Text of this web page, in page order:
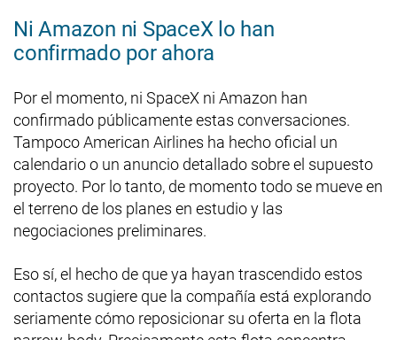
Ni Amazon ni SpaceX lo han
confirmado por ahora
Por el momento, ni SpaceX ni Amazon han
confirmado públicamente estas conversaciones.
Tampoco American Airlines ha hecho oficial un
calendario o un anuncio detallado sobre el supuesto
proyecto. Por lo tanto, de momento todo se mueve en
el terreno de los planes en estudio y las
negociaciones preliminares.
Eso sí, el hecho de que ya hayan trascendido estos
contactos sugiere que la compañía está explorando
seriamente cómo reposicionar su oferta en la flota